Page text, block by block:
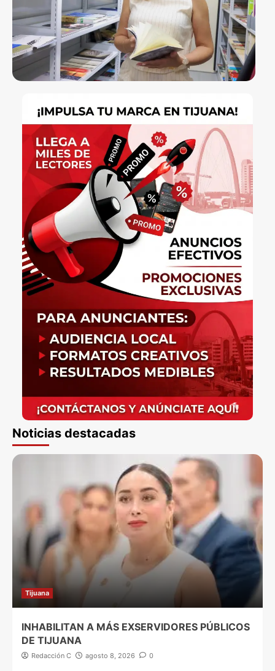
Noticias destacadas
Tijuana
INHABILITAN A MÁS EXSERVIDORES PÚBLICOS
DE TIJUANA
Redacción C agosto 8, 2026 0